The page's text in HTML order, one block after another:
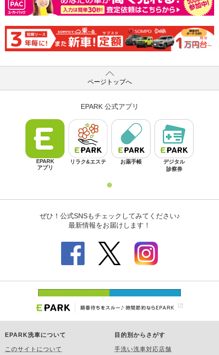
ページトップへ
EPARK洗車について
このサイトについて
目的別からさがす
手洗い洗車対応店舗